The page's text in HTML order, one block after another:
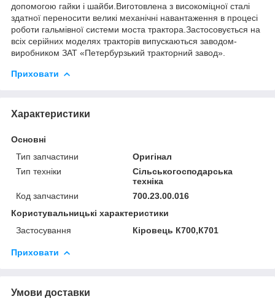
допомогою гайки і шайби.Виготовлена з високоміцної сталі
здатної переносити великі механічні навантаження в процесі
роботи гальмівної системи моста трактора.Застосовується на
всіх серійних моделях тракторів випускаються заводом-
виробником ЗАТ «Петербурзький тракторний завод».
Приховати
Характеристики
Основні
Тип запчастини
Оригінал
Тип техніки
Сільськогосподарська
техніка
Код запчастини
700.23.00.016
Користувальницькі характеристики
Застосування
Кіровець К700,К701
Приховати
Умови доставки